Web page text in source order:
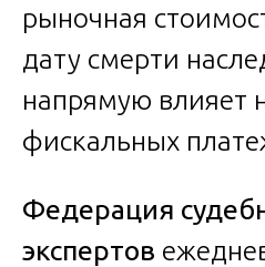
рыночная
дату смерти
напрямую влияет
фискальных
Федерация
экспертов